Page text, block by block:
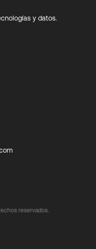
y datos.
reservados.